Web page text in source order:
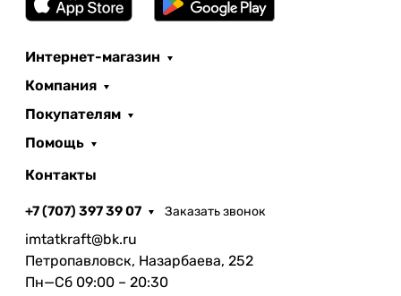
Интернет-магазин
Компания
Покупателям
Помощь
Контакты
+7 (707) 397 39 07 Заказать звонок
imtatkraft@bk.ru
Петропавловск, Назарбаева, 252
Пн—Сб 09:00 – 20:30